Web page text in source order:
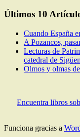
Últimos 10
Cuando España
A Pozancos,
Lecturas de
catedral de
Olmos y olmas
Encuentra libros
Funciona gracias a